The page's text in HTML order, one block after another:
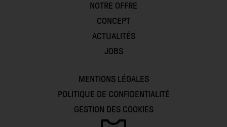
NOTRE OFFRE
CONCEPT
ACTUALITÉS
JOBS
MENTIONS LÉGALES
POLITIQUE DE CONFIDENTIALITÉ
GESTION DES COOKIES